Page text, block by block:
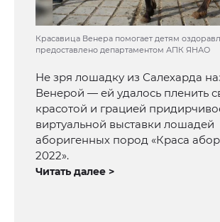
Красавица Венера помогает детям
предоставлено департаментом АПК ЯНАО
Не зря лошадку из Салехарда
Венерой — ей удалось пленить
красотой и грацией
виртуальной выставки лошадей
аборигенных пород «Краса
2022».
Читать далее >